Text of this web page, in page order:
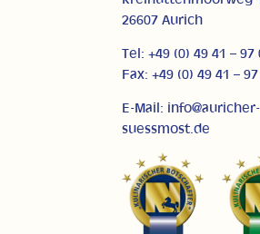
26607 Aurich
Tel: +49 (0) 49 41 – 97
Fax: +49 (0) 49 41 –
E-Mail: info@auricher-
suessmost.de